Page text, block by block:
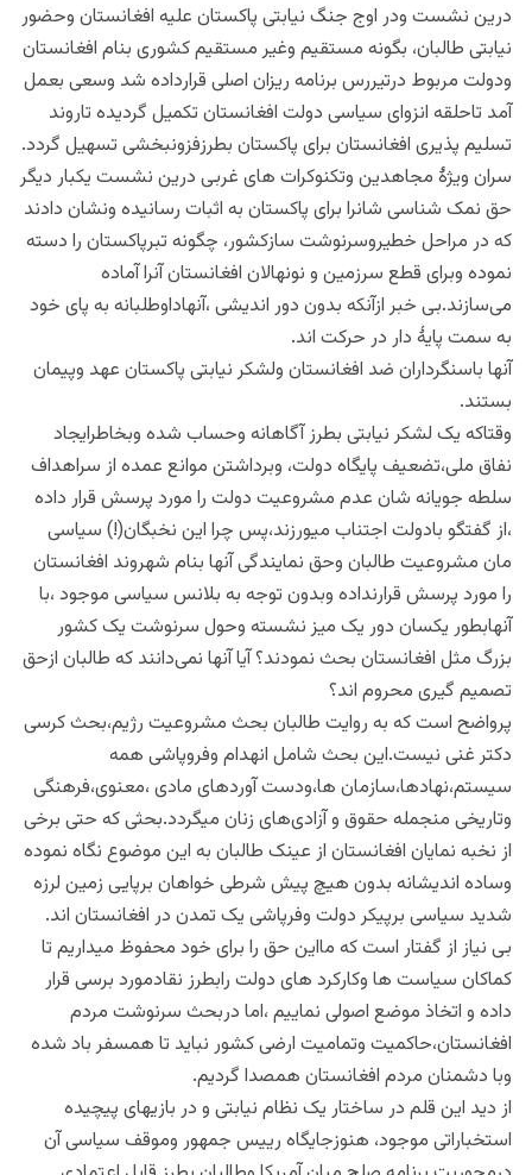
درین نشست ودر اوج جنگ نیابتی پاکستان علیه افغانستان وحضور
نیابتی طالبان، بگونه مستقیم وغیر مستقیم کشوری بنام افغانستان
ودولت مربوط درتیررس برنامه ریزان اصلی قرارداده شد وسعی بعمل
آمد تاحلقه انزوای سیاسی دولت افغانستان تکمیل گردیده تاروند
تسلیم پذیری افغانستان برای پاکستان بطرزفزونبخشی تسهیل گردد.
سران ویژۀ مجاهدین وتکنوکرات های غربی درین نشست یکبار دیگر
حق نمک شناسی شانرا برای پاکستان به اثبات رسانیده ونشان دادند
که در مراحل خطیروسرنوشت سازکشور، چگونه تبرپاکستان را دسته
نموده وبرای قطع سرزمین و نونهالان افغانستان آنرا آماده
می‌سازند.بی خبر ازآنکه بدون دور اندیشی ،آنهاداوطلبانه به پای خود
به سمت پایهٔ دار در حرکت اند‌.
آنها باسنگرداران ضد افغانستان ولشکر نیابتی پاکستان عهد وپیمان
بستند.
وقتاکه یک لشکر نیابتی بطرز آگاهانه وحساب شده وبخاطرایجاد
نفاق ملی،تضعیف پایگاه دولت، وبرداشتن موانع عمده از سراهداف
سلطه جویانه شان عدم مشروعیت دولت را مورد پرسش قرار داده
،از گفتگو بادولت اجتناب میورزند،پس چرا این نخبگان(!) سیاسی
مان مشروعیت طالبان وحق نمایندگی آنها بنام شهروند افغانستان
را مورد پرسش قرارنداده وبدون توجه به بلانس سیاسی موجود ،با
آنهابطور یکسان دور یک میز نشسته وحول سرنوشت یک کشور
بزرگ مثل افغانستان بحث نمودند؟ آیا آنها نمی‌دانند که طالبان ازحق
تصمیم گیری محروم اند؟
پرواضح است که به روایت طالبان بحث مشروعیت رژیم،بحث کرسی
دکتر غنی نیست.این بحث شامل انهدام وفروپاشی همه
سیستم،نهادها،سازمان ها،ودست آوردهای مادی ،معنوی،فرهنگی
وتاریخی منجمله حقوق و آزادی‌های زنان میگردد.بحثی که حتی برخی
از نخبه نمایان افغانستان از عینک طالبان به این موضوع نگاه نموده
وساده اندیشانه بدون هیچ پیش شرطی خواهان برپایی زمین لرزه
شدید سیاسی برپیکر دولت وفرپاشی یک تمدن در افغانستان اند.
بی نیاز از گفتار است که مااین حق را برای خود محفوظ میداریم تا
کماکان سیاست ها وکارکرد های دولت رابطرز نقادمورد برسی قرار
داده و اتخاذ موضع اصولی نماییم ،اما دربحث سرنوشت مردم
افغانستان،حاکمیت وتمامیت ارضی کشور نباید تا همسفر باد شده
وبا دشمنان مردم افغانستان همصدا گردیم.
از دید این قلم در ساختار یک نظام نیابتی و در بازیهای پیچیده
استخباراتی موجود، هنوزجایگاه رییس جمهور وموقف سیاسی آن